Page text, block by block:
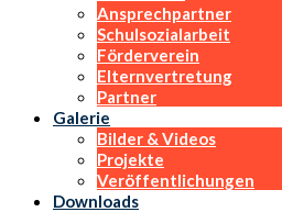
Ansprechpartner
Schulsozialarbeit
Förderverein
Elternvertretung
Partner
Galerie
Bilder & Videos
Projekte
Veröffentlichungen
Downloads